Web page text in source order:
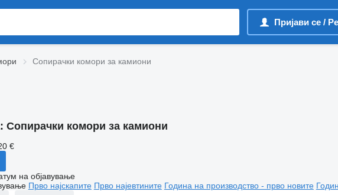
Пријави се /
Сопирачки комори за камиони
Сопирачки комори за камиони
€
на објавување
Прво најскапите Прво најевтините Година на производство - прво новите